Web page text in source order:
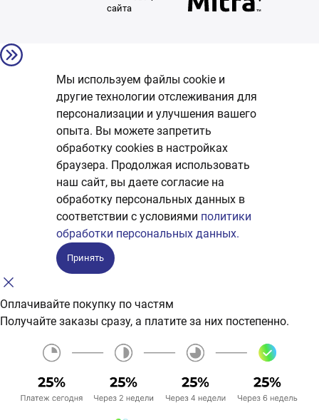
сайта
Мы используем файлы cookie и
другие технологии отслеживания для
персонализации и улучшения вашего
опыта. Вы можете запретить
обработку сookies в настройках
браузера. Продолжая использовать
наш сайт, вы даете согласие на
обработку персональных данных в
соответствии с условиями политики
обработки персональных данных.
Принять
Оплачивайте покупку по частям
Получайте заказы сразу, а платите за них постепенно.